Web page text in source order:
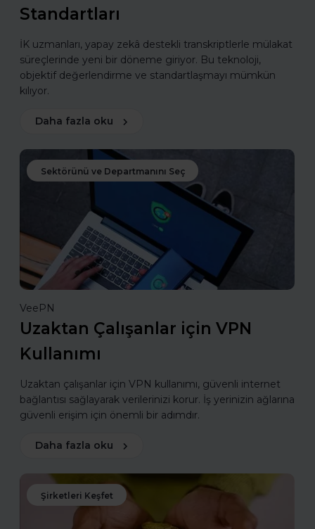
Standartları
İK uzmanları, yapay zekâ destekli transkriptlerle mülakat
süreçlerinde yeni bir döneme giriyor. Bu teknoloji,
objektif değerlendirme ve standartlaşmayı mümkün
kılıyor.
Daha fazla oku
Sektörünü ve Departmanını Seç
VeePN
Uzaktan Çalışanlar için VPN
Kullanımı
Uzaktan çalışanlar için VPN kullanımı, güvenli internet
bağlantısı sağlayarak verilerinizi korur. İş yerinizin ağlarına
güvenli erişim için önemli bir adımdır.
Daha fazla oku
Şirketleri Keşfet